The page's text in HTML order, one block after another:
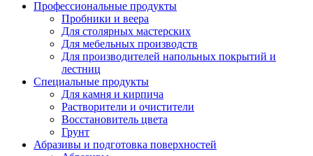
Профессиональные продукты
Пробники и веера
Для столярных мастерских
Для мебельных производств
Для производителей напольных покрытий и
лестниц
Специальные продукты
Для камня и кирпича
Растворители и очистители
Восстановитель цвета
Грунт
Абразивы и подготовка поверхностей